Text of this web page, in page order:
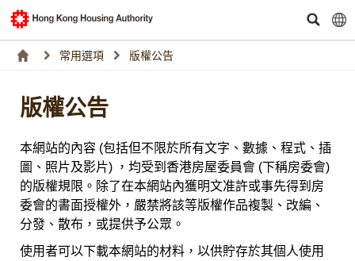
常用選項 版權公告
版權公告
本網站的內容 (包括但不限於所有文字、數據、程式、插
圖、照片及影片) ，均受到香港房屋委員會 (下稱房委會)
的版權規限。除了在本網站內獲明文准許或事先得到房
委會的書面授權外，嚴禁將該等版權作品複製、改編、
分發、散布，或提供予公眾。
使用者可以下載本網站的材料，以供貯存於其個人使用